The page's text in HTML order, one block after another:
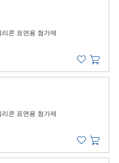
콘 표면용 첨가제
콘 표면용 첨가제